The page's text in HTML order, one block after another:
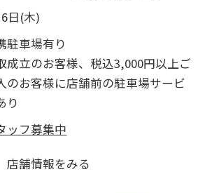
日(木)
駐車場有り
成立のお客様、税込3,000円以上ご
のお客様に店舗前の駐車場サービ
り
ッフ募集中
店舗情報をみる